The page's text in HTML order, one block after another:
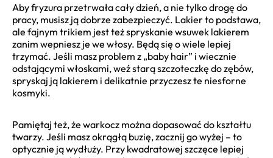
Aby fryzura przetrwała cały dzień, a nie tylko drogę do
pracy, musisz ją dobrze zabezpieczyć. Lakier to podstawa,
ale fajnym trikiem jest też spryskanie wsuwek lakierem
zanim wepniesz je we włosy. Będą się o wiele lepiej
trzymać. Jeśli masz problem z „baby hair” i wiecznie
odstającymi włoskami, weź starą szczoteczkę do zębów,
spryskaj ją lakierem i delikatnie przyczesz te niesforne
kosmyki.
Pamiętaj też, że warkocz można dopasować do kształtu
twarzy. Jeśli masz okrągłą buzię, zacznij go wyżej – to
optycznie ją wydłuży. Przy kwadratowej szczęce lepiej